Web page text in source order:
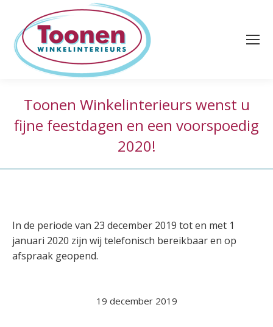
Toonen Winkelinterieurs wenst u
fijne feestdagen en een voorspoedig
2020!
In de periode van 23 december 2019 tot en met 1
januari 2020 zijn wij telefonisch bereikbaar en op
afspraak geopend.
19 december 2019